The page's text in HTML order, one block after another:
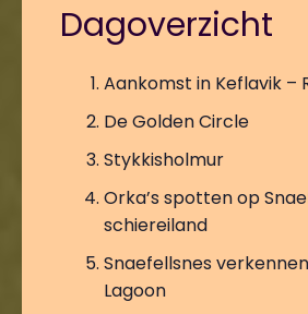
Dagoverzicht
Aankomst in Keflavik –
De Golden Circle
Stykkisholmur
Orka’s spotten op
schiereiland
Snaefellsnes
Lagoon